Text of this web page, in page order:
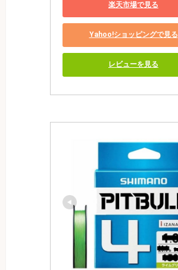
楽天市場で見る
Yahoo!ショッピングで見る
レビューを見る